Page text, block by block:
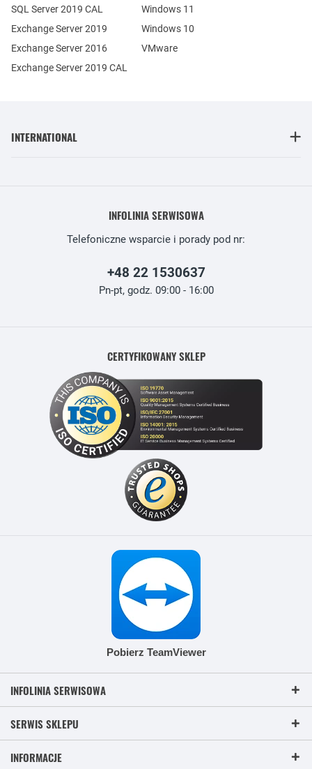
Exchange Server 2019
Exchange Server 2016
SQL Server 2019 CAL
Exchange Server 2019 CAL
Windows 11
Windows 10
VMware
INTERNATIONAL
INFOLINIA SERWISOWA
Telefoniczne wsparcie i porady pod nr:
+48 22 1530637
Pn-pt, godz. 09:00 - 16:00
CERTYFIKOWANY SKLEP
Pobierz TeamViewer
INFOLINIA SERWISOWA
SERWIS SKLEPU
INFORMACJE